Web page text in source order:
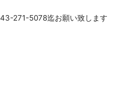
271-5078迄お願い致します